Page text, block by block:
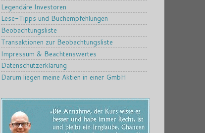
Legendäre Investoren
Lese-Tipps und Buchempfehlungen
Beobachtungsliste
Transaktionen zur Beobachtungsliste
Impressum & Beachtenswertes
Datenschutzerklärung
Darum liegen meine Aktien in einer GmbH